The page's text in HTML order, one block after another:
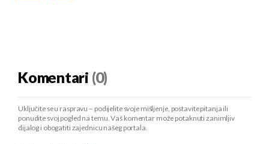
Komentari (0)
Uključite se u raspravu – podijelite svoje mišljenje, postavite pitanja ili
ponudite svoj pogled na temu. Vaš komentar može potaknuti zanimljiv
dijalog i obogatiti zajednicu našeg portala.